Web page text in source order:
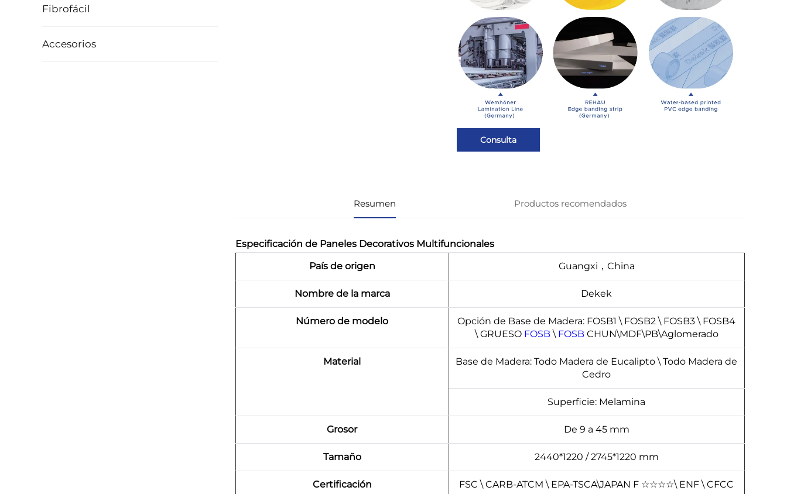
Fibrofácil
Accesorios
Consulta
Resumen Productos recomendados
Especificación de Paneles Decorativos Multifuncionales
País de origen
Guangxi，China
Nombre de la marca Dekek
Número de modelo
Opción de Base de Madera: FOSB1 \ FOSB2 \ FOSB3 \ FOSB4
\ GRUESO FOSB\ FOSB CHUN\MDF\PB\Aglomerado
Material
Base de Madera: Todo Madera de Eucalipto \ Todo Madera de
Cedro
Superficie: Melamina
Grosor De 9 a 45 mm
Tamaño 2440*1220 / 2745*1220 mm
Certificación FSC \ CARB-ATCM \ EPA-TSCA\JAPAN F ☆☆☆☆\ ENF \ CFCC